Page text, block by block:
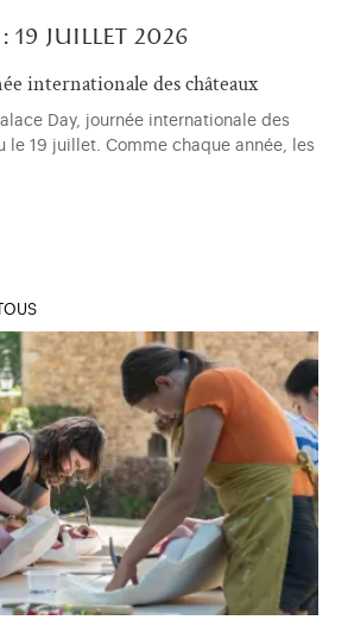
19 juillet 2026
internationale des châteaux
Day, journée internationale des
le 19 juillet. Comme chaque année, les